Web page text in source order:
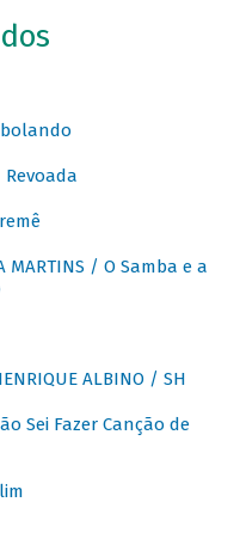
Revoada
MARTINS / O Samba e a
ALBINO / SH
Sei Fazer Canção de